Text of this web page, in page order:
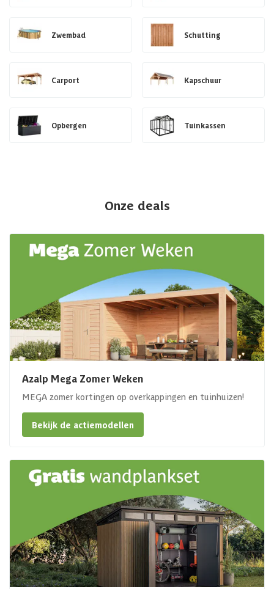
Zwembad Schutting
Carport Kapschuur
Opbergen Tuinkassen
Onze deals
Azalp Mega Zomer Weken
MEGA zomer kortingen op overkappingen en tuinhuizen!
Bekijk de actiemodellen